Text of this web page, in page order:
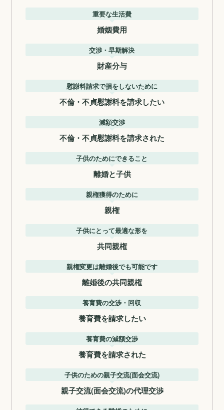
重要な生活費
婚姻費用
交渉・早期解決
財産分与
慰謝料請求で損をしないために
不倫・不貞慰謝料を請求したい
減額交渉
不倫・不貞慰謝料を請求された
子供のためにできること
離婚と子供
親権獲得のために
親権
子供にとって最適な形を
共同親権
親権変更は離婚後でも可能です
離婚後の共同親権
養育費の交渉・回収
養育費を請求したい
養育費の減額交渉
養育費を請求された
子供のための親子交流(面会交流)
親子交流(面会交流)の代理交渉